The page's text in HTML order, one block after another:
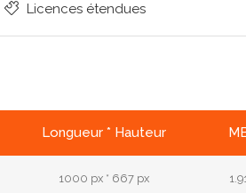
Licences étendues
Longueur * Hauteur
1000 px * 667 px